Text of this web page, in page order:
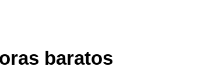
baratos